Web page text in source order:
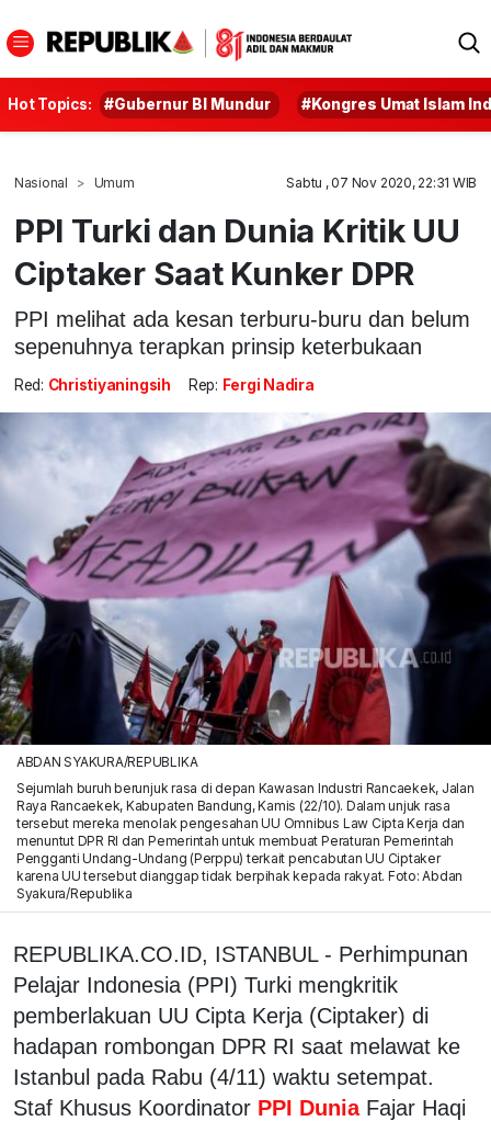
Hot Topics: #Gubernur BI Mundur #Kongres Umat Islam
Nasional Umum Sabtu , 07 Nov 2020, 22:31 WIB
PPI Turki dan Dunia Kritik UU
Ciptaker Saat Kunker DPR
PPI melihat ada kesan terburu-buru dan belum
sepenuhnya terapkan prinsip keterbukaan
Red: Christiyaningsih Rep: Fergi Nadira
ABDAN SYAKURA/REPUBLIKA
Sejumlah buruh berunjuk rasa di depan Kawasan Industri Rancaekek, Jalan
Raya Rancaekek, Kabupaten Bandung, Kamis (22/10). Dalam unjuk rasa
tersebut mereka menolak pengesahan UU Omnibus Law Cipta Kerja dan
menuntut DPR RI dan Pemerintah untuk membuat Peraturan Pemerintah
Pengganti Undang-Undang (Perppu) terkait pencabutan UU Ciptaker
karena UU tersebut dianggap tidak berpihak kepada rakyat. Foto: Abdan
Syakura/Republika
REPUBLIKA.CO.ID, ISTANBUL - Perhimpunan
Pelajar Indonesia (PPI) Turki mengkritik
pemberlakuan UU Cipta Kerja (Ciptaker) di
hadapan rombongan DPR RI saat melawat ke
Istanbul pada Rabu (4/11) waktu setempat.
Staf Khusus Koordinator PPI Dunia Fajar Haqi